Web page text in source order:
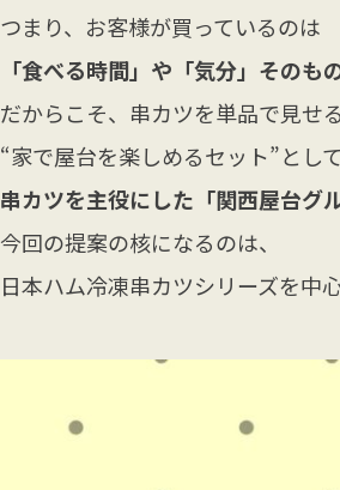
つまり、お客様が買っているのは
「食べる時間」や「気分」そのも
だからこそ、串カツを単品で見せ
“家で屋台を楽しめるセット”とし
串カツを主役にした「関西屋台グ
今回の提案の核になるのは、
日本ハム冷凍串カツシリーズを中